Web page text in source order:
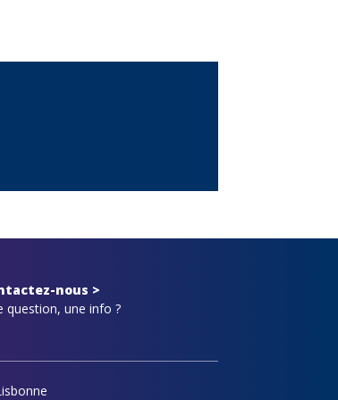
nous >
question, une info ?